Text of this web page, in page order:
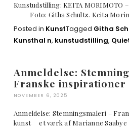
Kunstudstilling: KEITA
Foto: Githa Schultz. Keita
Posted in KunstTagged Githa
Kunsthal n, kunstudstilling,
Anmeldelse:
Franske
NOVEMBER 6, 2025
Anmeldelse: Stemningsmaleri –
kunst et værk af Marianne